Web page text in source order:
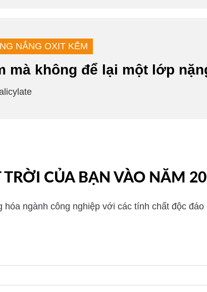
NẮNG OXIT KẼM
mà không để lại một lớp
CỦA BẠN VÀO NĂM
ngành công nghiệp với các tính chất độc đáo